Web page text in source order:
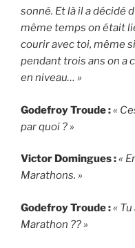
sonné. Et là il a décidé
même temps on était
courir avec toi, même
pendant trois ans on a
en niveau… »
Godefroy Troude :«
par quoi ? »
Victor Domingues :«
Marathons. »
Godefroy Troude :«
Marathon ?? »